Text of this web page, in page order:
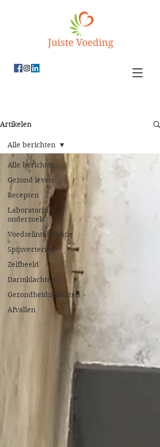
Artikelen
Alle berichten
Gezond leven
Recepten
Laboratorium
onderzoek
Voedselintolerantie
Spijsvertering
Zelfbeeld
Darmklachten
Gezondheidsklachten
Afvallen
Alle berichten